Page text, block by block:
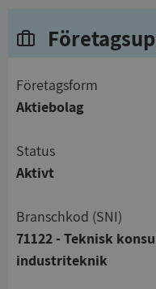
företagsform
Aktiebolag
status
Aktivt
branschkod (SNI)
71122 - Teknisk
industriteknik